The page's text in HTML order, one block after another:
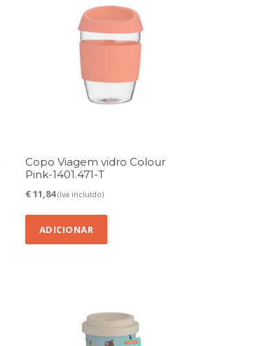
Copo Viagem vidro Colour
Pink-1401.471-T
€11,84 (Iva incluído)
ADICIONAR